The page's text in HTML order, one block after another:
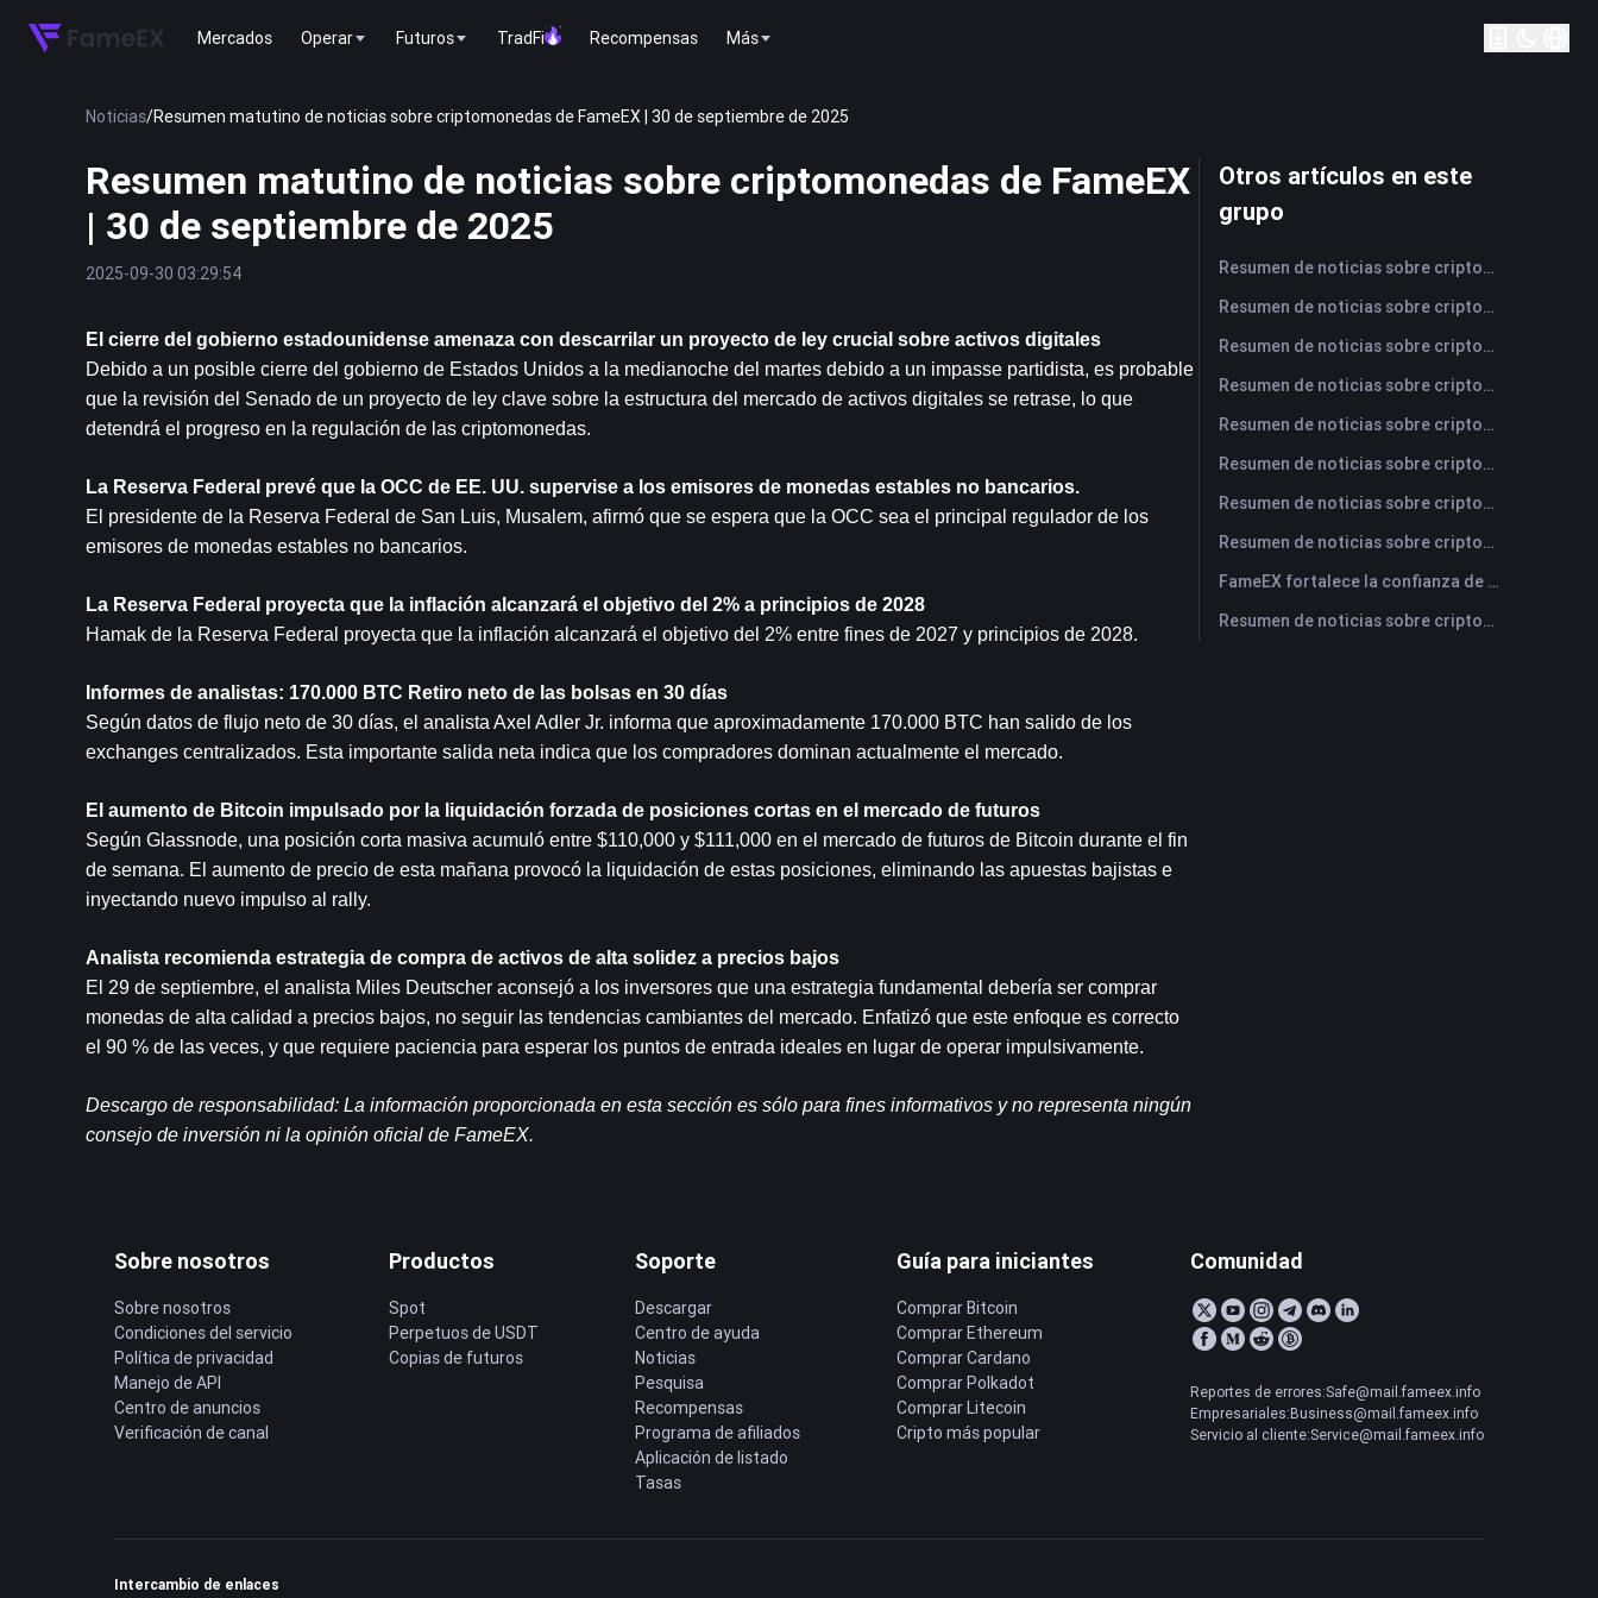
Mercados Operar Futuros TradFi Recompensas Más
Noticias/Resumen matutino de noticias sobre criptomonedas de FameEX | 30 de septiembre de 2025
Resumen matutino de noticias sobre criptomonedas de FameEX
| 30 de septiembre de 2025
2025-09-30 03:29:54
El cierre del gobierno estadounidense amenaza con descarrilar un proyecto de ley crucial sobre activos digitales
Debido a un posible cierre del gobierno de Estados Unidos a la medianoche del martes debido a un impasse partidista, es probable
que la revisión del Senado de un proyecto de ley clave sobre la estructura del mercado de activos digitales se retrase, lo que
detendrá el progreso en la regulación de las criptomonedas.
La Reserva Federal prevé que la OCC de EE. UU. supervise a los emisores de monedas estables no bancarios.
El presidente de la Reserva Federal de San Luis, Musalem, afirmó que se espera que la OCC sea el principal regulador de los
emisores de monedas estables no bancarios.
La Reserva Federal proyecta que la inflación alcanzará el objetivo del 2% a principios de 2028
Hamak de la Reserva Federal proyecta que la inflación alcanzará el objetivo del 2% entre fines de 2027 y principios de 2028.
Informes de analistas: 170.000 BTC Retiro neto de las bolsas en 30 días
Según datos de flujo neto de 30 días, el analista Axel Adler Jr. informa que aproximadamente 170.000 BTC han salido de los
exchanges centralizados. Esta importante salida neta indica que los compradores dominan actualmente el mercado.
El aumento de Bitcoin impulsado por la liquidación forzada de posiciones cortas en el mercado de futuros
Según Glassnode, una posición corta masiva acumuló entre $110,000 y $111,000 en el mercado de futuros de Bitcoin durante el fin
de semana. El aumento de precio de esta mañana provocó la liquidación de estas posiciones, eliminando las apuestas bajistas e
inyectando nuevo impulso al rally.
Analista recomienda estrategia de compra de activos de alta solidez a precios bajos
El 29 de septiembre, el analista Miles Deutscher aconsejó a los inversores que una estrategia fundamental debería ser comprar
monedas de alta calidad a precios bajos, no seguir las tendencias cambiantes del mercado. Enfatizó que este enfoque es correcto
el 90 % de las veces, y que requiere paciencia para esperar los puntos de entrada ideales en lugar de operar impulsivamente.
Descargo de responsabilidad: La información proporcionada en esta sección es sólo para fines informativos y no representa ningún
consejo de inversión ni la opinión oficial de FameEX.
Otros artículos en este
grupo
Resumen de noticias sobre criptomonedas de FameEX de hoy | 7 de agosto de 2026
Resumen de noticias sobre criptomonedas de FameEX de hoy | 6 de agosto de 2026
Resumen de noticias sobre criptomonedas de FameEX de hoy | 5 de agosto de 2026
Resumen de noticias sobre criptomonedas de FameEX de hoy | 4 de agosto de 2026
Resumen de noticias sobre criptomonedas de FameEX de hoy | 3 de agosto de 2026
Resumen de noticias sobre criptomonedas de FameEX de hoy | 31 de julio de 2026
Resumen de noticias sobre criptomonedas de FameEX de hoy | 30 de julio de 2026
Resumen de noticias sobre criptomonedas de FameEX de hoy | 29 de julio de 2026
FameEX fortalece la confianza de los usuarios a través de ocho años de operaciones estables y crecimiento global
Resumen de noticias sobre criptomonedas de FameEX de hoy | 28 de julio de 2026
Sobre nosotros
Sobre nosotros
Condiciones del servicio
Política de privacidad
Manejo de API
Centro de anuncios
Verificación de canal
Productos
Spot
Perpetuos de USDT
Copias de futuros
Soporte
Descargar
Centro de ayuda
Noticias
Pesquisa
Recompensas
Programa de afiliados
Aplicación de listado
Tasas
Guía para iniciantes
Comprar Bitcoin
Comprar Ethereum
Comprar Cardano
Comprar Polkadot
Comprar Litecoin
Cripto más popular
Comunidad
Reportes de errores:Safe@mail.fameex.info
Empresariales:Business@mail.fameex.info
Servicio al cliente:Service@mail.fameex.info
Intercambio de enlaces